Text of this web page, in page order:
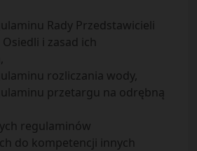
Rady Przedstawicieli
i zasad ich
rozliczania wody,
przetargu na odrębną
regulaminów
do kompetencji innych